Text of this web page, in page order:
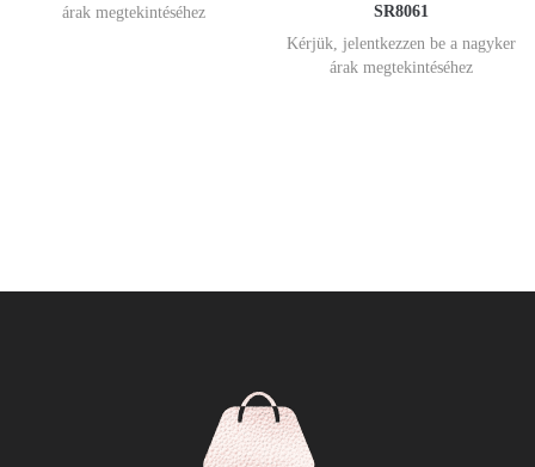
árak megtekintéséhez
SR8061
Kérjük, jelentkezzen be a nagyker
árak megtekintéséhez